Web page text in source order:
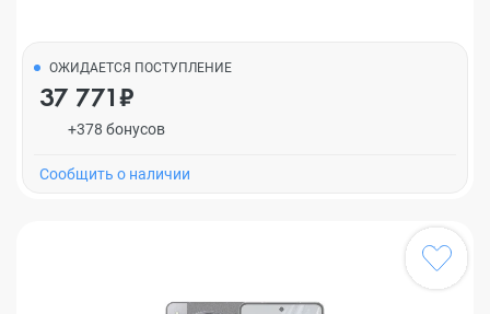
ОЖИДАЕТСЯ ПОСТУПЛЕНИЕ
37 771₽
+378 бонусов
Cообщить о наличии